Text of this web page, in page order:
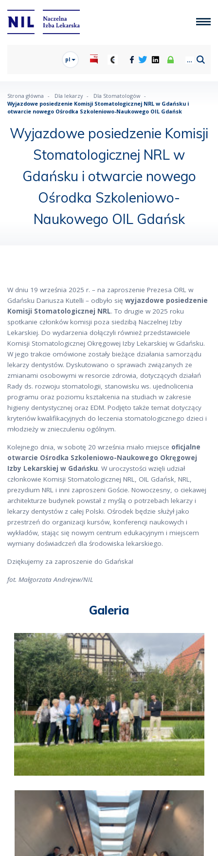
pl
Strona główna Dla lekarzy
Dla Stomatologów
Wyjazdowe posiedzenie Komisji Stomatologicznej NRL w Gdańsku i
otwarcie nowego Ośrodka Szkoleniowo-Naukowego OIL Gdańsk
Wyjazdowe posiedzenie Komisji
Stomatologicznej NRL w
Gdańsku i otwarcie nowego
Ośrodka Szkoleniowo-
Naukowego OIL Gdańsk
W dniu 19 września 2025 r. – na zaproszenie Prezesa ORL w
Gdańsku Dariusza Kutelli – odbyło się wyjazdowe posiedzenie
Komisji Stomatologicznej NRL. To drugie w 2025 roku
spotkanie członków komisji poza siedzibą Naczelnej Izby
Lekarskiej. Do wydarzenia dołączyli również przedstawiciele
Komisji Stomatologicznej Okręgowej Izby Lekarskiej w Gdańsku.
W jego trakcie omówione zostały bieżące działania samorządu
lekarzy dentystów. Dyskutowano o sprawach związanych ze
zmianami osobowymi w resorcie zdrowia, dotyczących działań
Rady ds. rozwoju stomatologii, stanowisku ws. ujednolicenia
programu oraz poziomu kształcenia na studiach w zakresie
higieny dentystycznej oraz EDM. Podjęto także temat dotyczący
kryteriów kwalifikacyjnych do leczenia stomatologicznego dzieci i
młodzieży w znieczuleniu ogólnym.
Kolejnego dnia, w sobotę 20 września miało miejsce oficjalne
otwarcie Ośrodka Szkoleniowo-Naukowego Okręgowej
Izby Lekarskiej w Gdańsku. W uroczystości wzięli udział
członkowie Komisji Stomatologicznej NRL, OIL Gdańsk, NRL,
prezydium NRL i inni zaproszeni Goście. Nowoczesny, o ciekawej
architekturze budynek powstał z myślą o potrzebach lekarzy i
lekarzy dentystów z całej Polski. Ośrodek będzie służył jako
przestrzeń do organizacji kursów, konferencji naukowych i
wykładów, stając się nowym centrum edukacyjnym i miejscem
wymiany doświadczeń dla środowiska lekarskiego.
Dziękujemy za zaproszenie do Gdańska!
fot. Małgorzata Andrejew/NIL
Galeria